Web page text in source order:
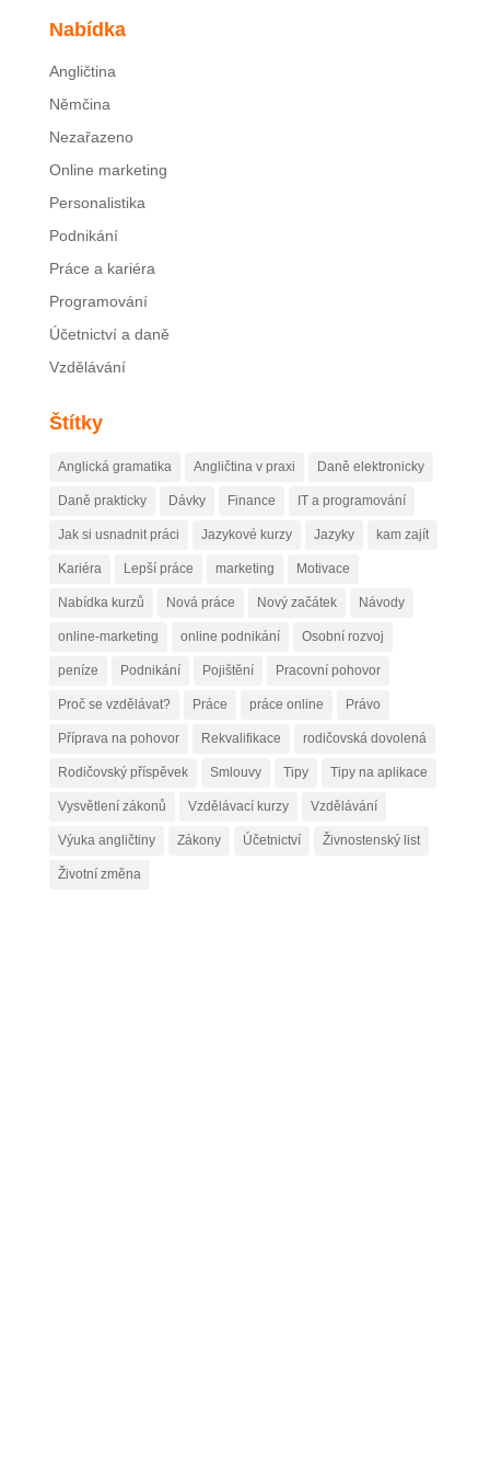
Nabídka
Angličtina
Němčina
Nezařazeno
Online marketing
Personalistika
Podnikání
Práce a kariéra
Programování
Účetnictví a daně
Vzdělávání
Štítky
Anglická gramatika Angličtina v praxi Daně elektronicky
Daně prakticky Dávky Finance IT a programování
Jak si usnadnit práci Jazykové kurzy Jazyky kam zajít
Kariéra Lepší práce marketing Motivace
Nabídka kurzů Nová práce Nový začátek Návody
online-marketing online podnikání Osobní rozvoj
peníze Podnikání Pojištění Pracovní pohovor
Proč se vzdělávat? Práce práce online Právo
Příprava na pohovor Rekvalifikace rodičovská dovolená
Rodičovský příspěvek Smlouvy Tipy Tipy na aplikace
Vysvětlení zákonů Vzdělávací kurzy Vzdělávání
Výuka angličtiny Zákony Účetnictví Živnostenský list
Životní změna